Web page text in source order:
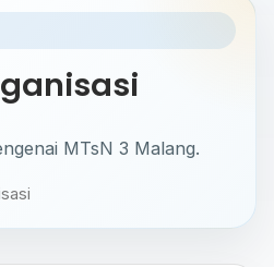
MTsN 3 Malang.